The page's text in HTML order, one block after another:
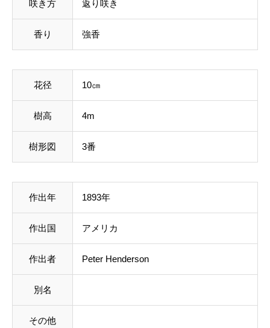
咲き方 返り咲き
香り 強香
花径 10㎝
樹高 4m
樹形図 3番
作出年 1893年
作出国 アメリカ
作出者 Peter Henderson
別名
その他